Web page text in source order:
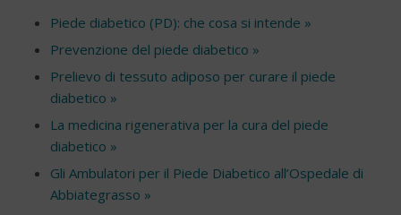
Piede diabetico (PD): che cosa si intende »
Prevenzione del piede diabetico »
Prelievo di tessuto adiposo per curare il piede
diabetico »
La medicina rigenerativa per la cura del piede
diabetico »
Gli Ambulatori per il Piede Diabetico all’Ospedale di
Abbiategrasso »